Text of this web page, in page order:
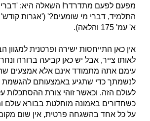
מפעם לפעם מתדרדר! השאלה היא: 'דברי
התלמיד, דברי מי שומעים?' ('אגרות
א' עמ' 175 והלאה).
אין כאן התייחסות ישירה ופרטנית למגוון
לאותו צייר, אבל יש כאן קביעה ברורה
עימם אתה מתמודד אינם אלא אמצעים
לנשמתך כדי שתגיע באמצעותם להגשמת
לעולם הזה. וכאשר זוהי צורת ההסתכלות
כשחדורים באמונה מוחלטת בבורא עולם
על כל אחד בהשגחה פרטית, אין שום מקום